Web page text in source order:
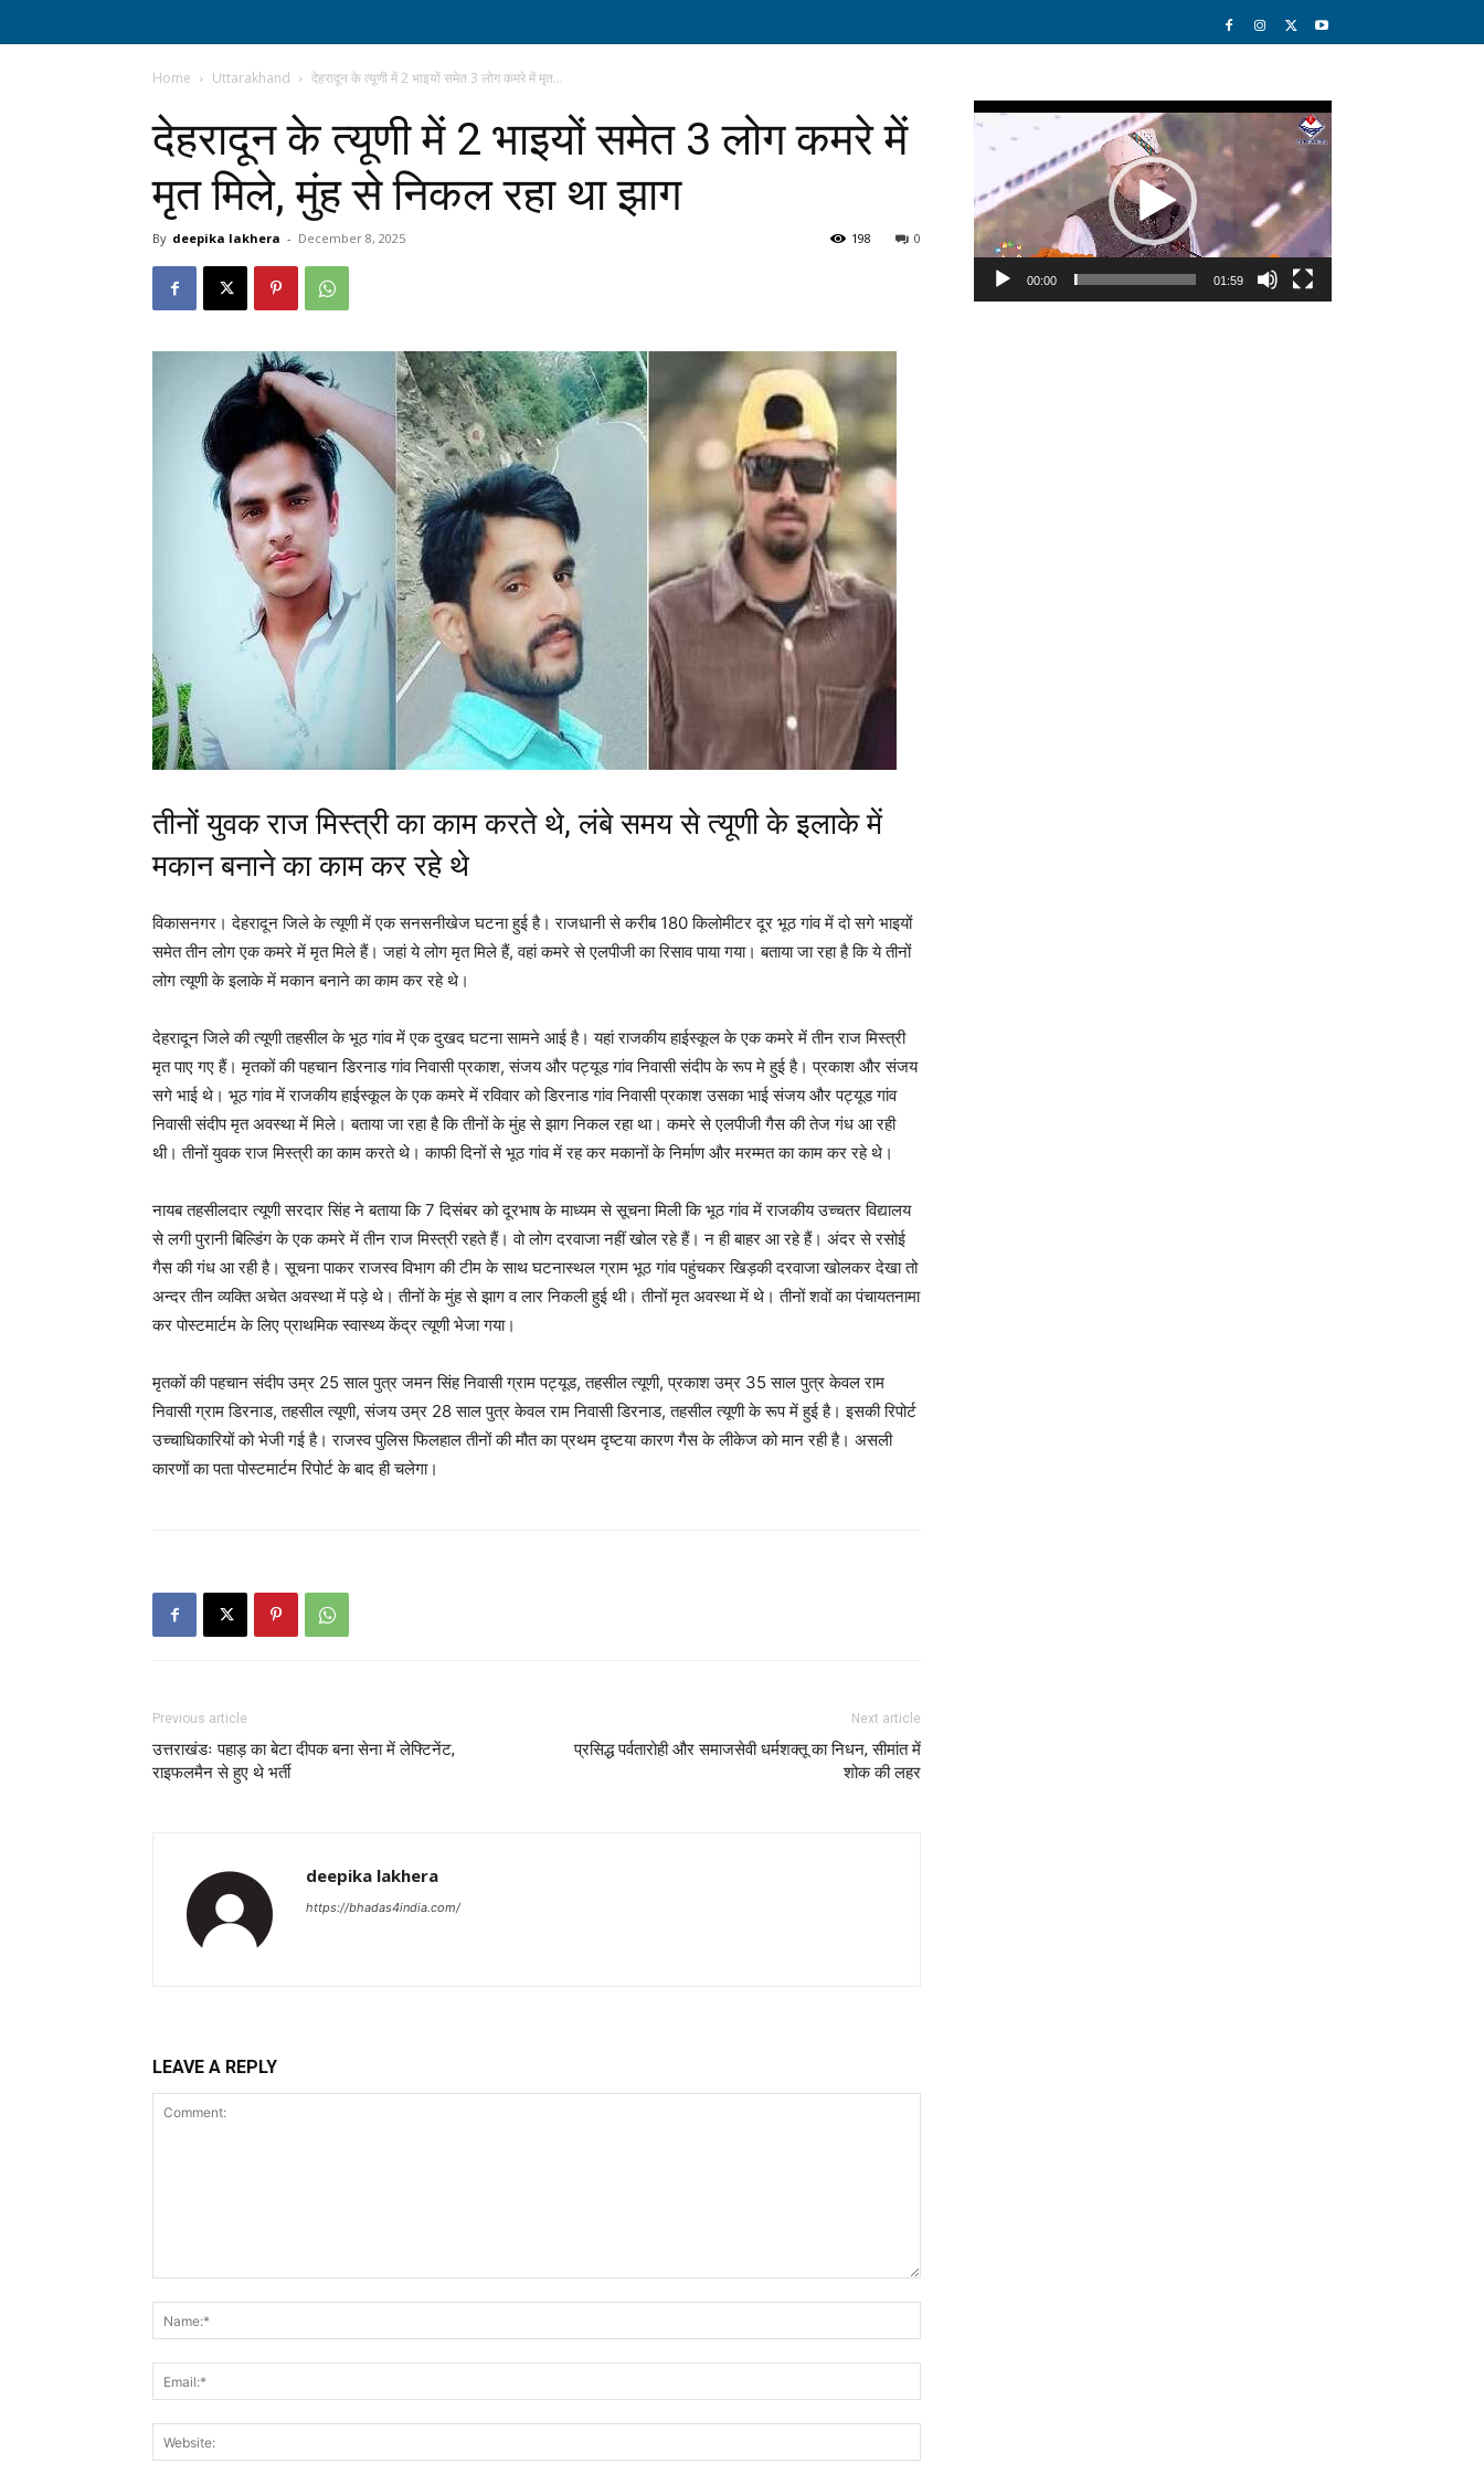
Home Uttarakhand देहरादून के त्यूणी में 2 भाइयों समेत 3 लोग कमरे में मृत...
देहरादून के त्यूणी में 2 भाइयों समेत 3 लोग कमरे में
मृत मिले, मुंह से निकल रहा था झाग
By deepika lakhera - December 8, 2025 0
198
तीनों युवक राज मिस्त्री का काम करते थे, लंबे समय से त्यूणी के इलाके में
मकान बनाने का काम कर रहे थे
विकासनगर। देहरादून जिले के त्यूणी में एक सनसनीखेज घटना हुई है। राजधानी से करीब 180 किलोमीटर दूर भूठ गांव में दो सगे भाइयों
समेत तीन लोग एक कमरे में मृत मिले हैं। जहां ये लोग मृत मिले हैं, वहां कमरे से एलपीजी का रिसाव पाया गया। बताया जा रहा है कि ये तीनों
लोग त्यूणी के इलाके में मकान बनाने का काम कर रहे थे।
देहरादून जिले की त्यूणी तहसील के भूठ गांव में एक दुखद घटना सामने आई है। यहां राजकीय हाईस्कूल के एक कमरे में तीन राज मिस्त्री
मृत पाए गए हैं। मृतकों की पहचान डिरनाड गांव निवासी प्रकाश, संजय और पट्यूड गांव निवासी संदीप के रूप मे हुई है। प्रकाश और संजय
सगे भाई थे। भूठ गांव में राजकीय हाईस्कूल के एक कमरे में रविवार को डिरनाड गांव निवासी प्रकाश उसका भाई संजय और पट्यूड गांव
निवासी संदीप मृत अवस्था में मिले। बताया जा रहा है कि तीनों के मुंह से झाग निकल रहा था। कमरे से एलपीजी गैस की तेज गंध आ रही
थी। तीनों युवक राज मिस्त्री का काम करते थे। काफी दिनों से भूठ गांव में रह कर मकानों के निर्माण और मरम्मत का काम कर रहे थे।
नायब तहसीलदार त्यूणी सरदार सिंह ने बताया कि 7 दिसंबर को दूरभाष के माध्यम से सूचना मिली कि भूठ गांव में राजकीय उच्चतर विद्यालय
से लगी पुरानी बिल्डिंग के एक कमरे में तीन राज मिस्त्री रहते हैं। वो लोग दरवाजा नहीं खोल रहे हैं। न ही बाहर आ रहे हैं। अंदर से रसोई
गैस की गंध आ रही है। सूचना पाकर राजस्व विभाग की टीम के साथ घटनास्थल ग्राम भूठ गांव पहुंचकर खिड़की दरवाजा खोलकर देखा तो
अन्दर तीन व्यक्ति अचेत अवस्था में पड़े थे। तीनों के मुंह से झाग व लार निकली हुई थी। तीनों मृत अवस्था में थे। तीनों शवों का पंचायतनामा
कर पोस्टमार्टम के लिए प्राथमिक स्वास्थ्य केंद्र त्यूणी भेजा गया।
मृतकों की पहचान संदीप उम्र 25 साल पुत्र जमन सिंह निवासी ग्राम पट्यूड, तहसील त्यूणी, प्रकाश उम्र 35 साल पुत्र केवल राम
निवासी ग्राम डिरनाड, तहसील त्यूणी, संजय उम्र 28 साल पुत्र केवल राम निवासी डिरनाड, तहसील त्यूणी के रूप में हुई है। इसकी रिपोर्ट
उच्चाधिकारियों को भेजी गई है। राजस्व पुलिस फिलहाल तीनों की मौत का प्रथम दृष्टया कारण गैस के लीकेज को मान रही है। असली
कारणों का पता पोस्टमार्टम रिपोर्ट के बाद ही चलेगा।
Previous article
उत्तराखंडः पहाड़ का बेटा दीपक बना सेना में लेफ्टिनेंट,
राइफलमैन से हुए थे भर्ती
Next article
प्रसिद्ध पर्वतारोही और समाजसेवी धर्मशक्तू का निधन, सीमांत में
शोक की लहर
deepika lakhera
https://bhadas4india.com/
LEAVE A REPLY
Video
Player
00:00 01:59